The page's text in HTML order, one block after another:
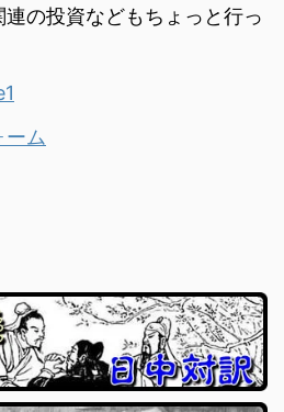
の投資などもちょっと行っ
ーム